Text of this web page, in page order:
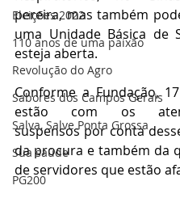
Eleições 2022
110 anos de uma paixão
Revolução do Agro
Sabores dos Campos Gerais
Salva, Salve Ponta Grossa
Sua saúde
PG200
pereira, mas também
uma Unidade Básica de
esteja aberta.
Conforme a Fundação,
estão com os
suspensos por conta
da procura e também da
de servidores que estão